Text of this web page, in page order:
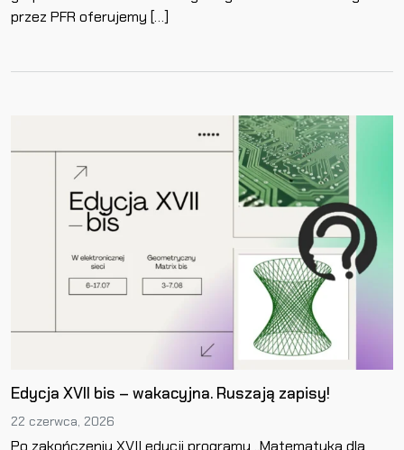
przez PFR oferujemy […]
Edycja XVII bis – wakacyjna. Ruszają zapisy!
22 czerwca, 2026